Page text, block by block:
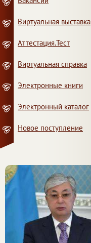
Виртуальная выставка
Аттестация.Тест
Виртуальная справка
Электронные книги
Электронный каталог
Новое поступление